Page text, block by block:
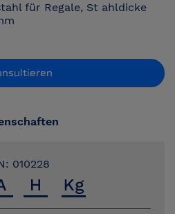
für Regale, St ahldicke
010228